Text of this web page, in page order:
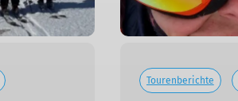
Tourenberichte